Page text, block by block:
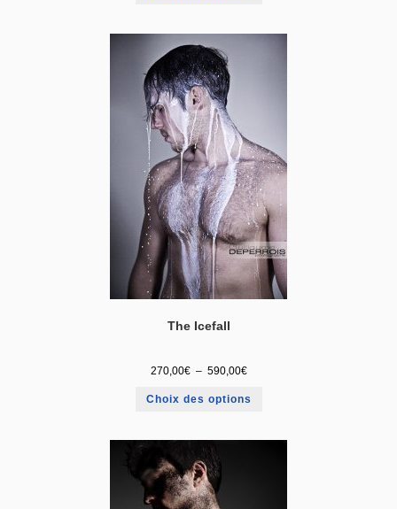
The Icefall
270,00€ – 590,00€
Choix des options